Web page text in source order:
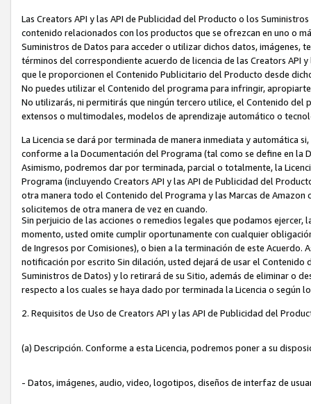
Las Creators API y las API de Publicidad del Producto o los
contenido relacionados con los productos que se ofrezcan en uno o
Suministros de Datos para acceder o utilizar dichos datos,
términos del correspondiente acuerdo de licencia de las Creators API
que le proporcionen el Contenido Publicitario del Producto desde
No puedes utilizar el Contenido del programa para infringir,
No utilizarás, ni permitirás que ningún tercero utilice, el Contenido
extensos o multimodales, modelos de aprendizaje automático o
La Licencia se dará por terminada de manera inmediata y automática
conforme a la Documentación del Programa (tal como se define en la
Asimismo, podremos dar por terminada, parcial o totalmente, la
Programa (incluyendo Creators API y las API de Publicidad del
otra manera todo el Contenido del Programa y las Marcas de
solicitemos de otra manera de vez en cuando.
Sin perjuicio de las acciones o remedios legales que podamos
momento, usted omite cumplir oportunamente con cualquier
de Ingresos por Comisiones), o bien a la terminación de este
notificación por escrito Sin dilación, usted dejará de usar el
Suministros de Datos) y lo retirará de su Sitio, además de eliminar o
respecto a los cuales se haya dado por terminada la Licencia o según
2. Requisitos de Uso de Creators API y las API de Publicidad del
(a) Descripción. Conforme a esta Licencia, podremos poner a su
- Datos, imágenes, audio, video, logotipos, diseños de interfaz de